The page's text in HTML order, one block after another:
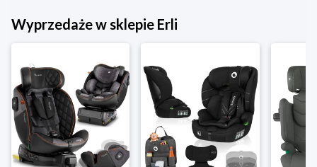
Wyprzedaże w sklepie Erli